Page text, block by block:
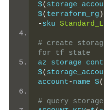
$(
$( terraform_rg )
-sku
# create
for tf state
az storage
$(
account-name $(
# query